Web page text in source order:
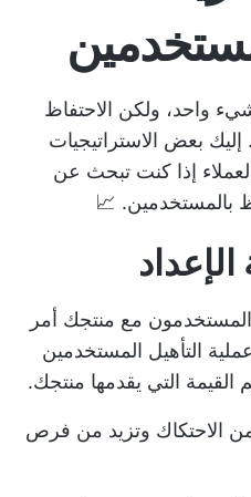
واحد، ولكن الاحتفاظ
بعض الاستراتيجيات
إذا كنت تبحث عن
بالمستخدمين. 📈
المستخدمون مع منتجك أمر
التأهيل المستخدمين
التي يقدمها منتجك.
من الاحتكاك وتزيد من فرص